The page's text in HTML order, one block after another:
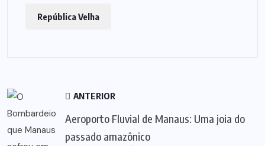
República Velha
ANTERIOR
Aeroporto Fluvial de Manaus: Uma joia do
passado amazônico